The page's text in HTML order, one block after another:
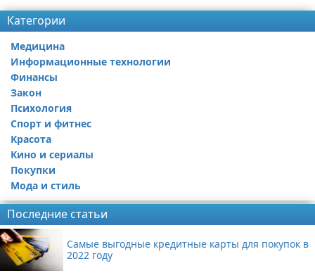
Категории
Медицина
Информационные технологии
Финансы
Закон
Психология
Спорт и фитнес
Красота
Кино и сериалы
Покупки
Мода и стиль
Последние статьи
Самые выгодные кредитные карты для покупок в
2022 году